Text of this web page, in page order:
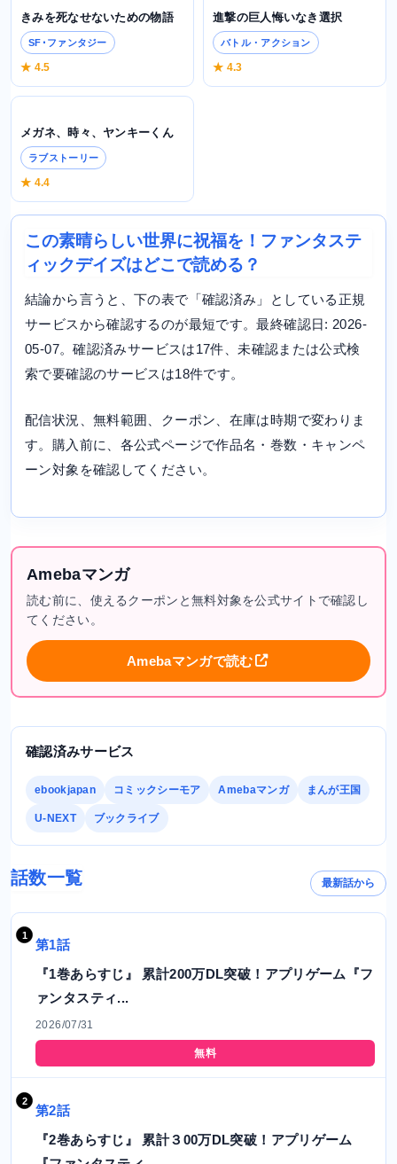
きみを死なせないための物語
SF･ファンタジー
★ 4.5
進撃の巨人悔いなき選択
バトル・アクション
★ 4.3
メガネ、時々、ヤンキーくん
ラブストーリー
★ 4.4
この素晴らしい世界に祝福を！ファンタステ
ィックデイズはどこで読める？
結論から言うと、下の表で「確認済み」としている正規
サービスから確認するのが最短です。最終確認日: 2026-
05-07。確認済みサービスは17件、未確認または公式検
索で要確認のサービスは18件です。
配信状況、無料範囲、クーポン、在庫は時期で変わりま
す。購入前に、各公式ページで作品名・巻数・キャンペ
ーン対象を確認してください。
Amebaマンガ
読む前に、使えるクーポンと無料対象を公式サイトで確認し
てください。
Amebaマンガで読む
確認済みサービス
ebookjapan コミックシーモア Amebaマンガ まんが王国
U-NEXT ブックライブ
話数一覧 最新話から
第1話
『1巻あらすじ』 累計200万DL突破！アプリゲーム『フ
ァンタスティ...
2026/07/31
無料
第2話
『2巻あらすじ』 累計３00万DL突破！アプリゲーム